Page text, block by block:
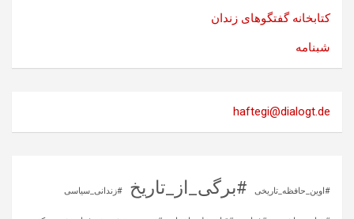
کتابخانه گفتگوهای زندان
شبنامه
haftegi@dialogt.de
#اوین_حافظه_تاریخی #برگی_از_تاریخ #زندانی_سیاسی